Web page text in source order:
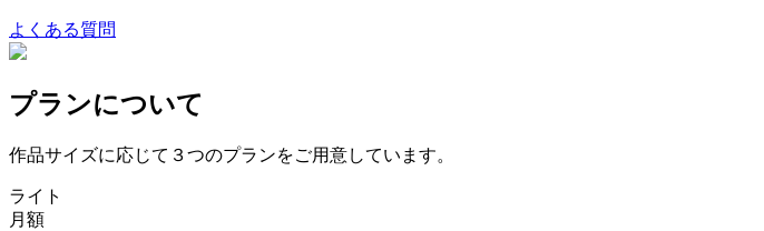
よくある質問
プランについて
作品サイズに応じて３つのプランをご用意しています。
ライト
月額